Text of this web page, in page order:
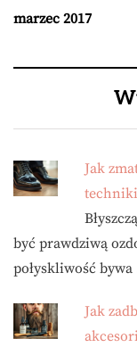
marzec 2017
Jak
być prawdziwą
połyskliwość
Jak